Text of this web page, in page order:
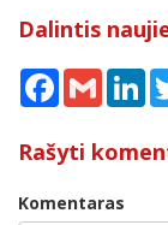
Dalintis
Facebook
Gmail
Rašyti
Komentaras